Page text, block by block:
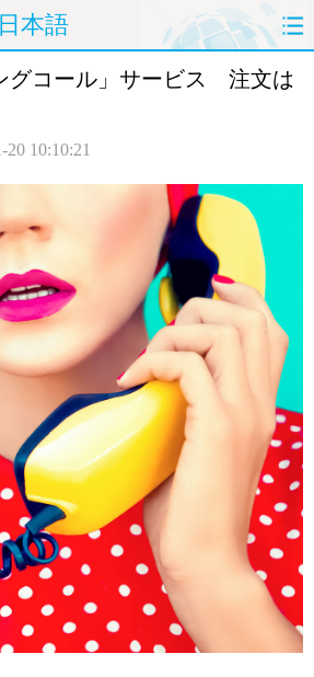
本語
政治 経済
写真
グコール」サービス 注文は
20 10:10:21